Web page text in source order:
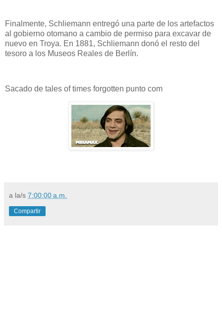
Finalmente, Schliemann entregó una parte de los artefactos
al gobierno otomano a cambio de permiso para excavar de
nuevo en Troya. En 1881, Schliemann donó el resto del
tesoro a los Museos Reales de Berlín.
Sacado de tales of times forgotten punto com
a la/s 7:00:00 a.m.
Compartir